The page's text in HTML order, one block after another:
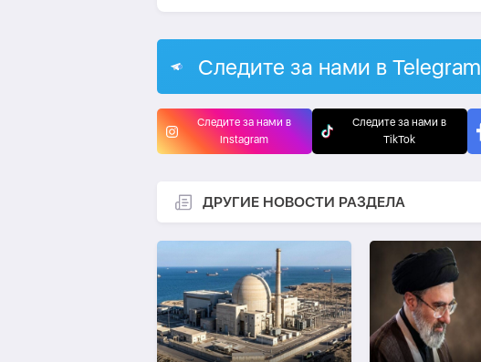
Следите за нами в Telegram
Следите за нами в
Instagram
Следите за нами в
TikTok
ДРУГИЕ НОВОСТИ РАЗДЕЛА